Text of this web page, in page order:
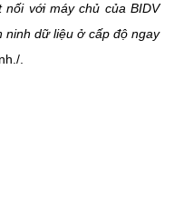
với máy chủ của BIDV
ninh dữ liệu ở cấp độ ngay
.